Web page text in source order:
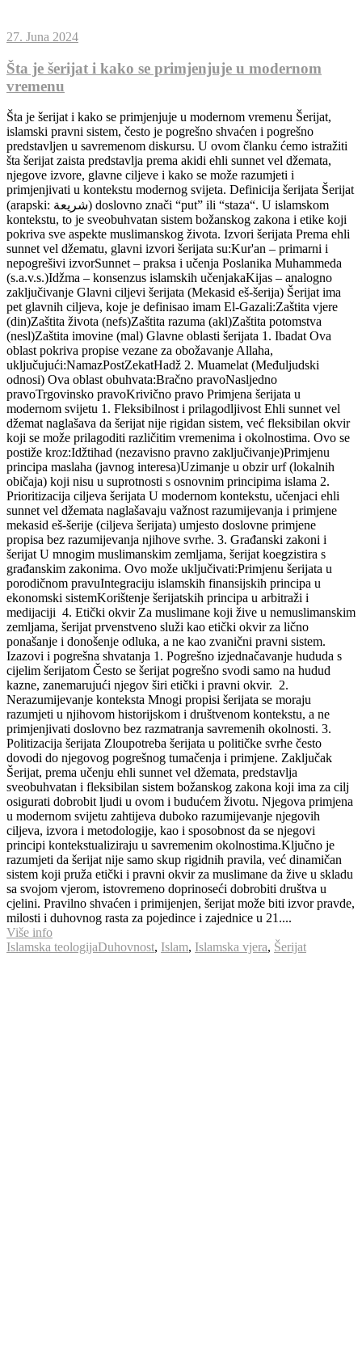
27. Juna 2024
Šta je šerijat i kako se primjenjuje u modernom
vremenu
Šta je šerijat i kako se primjenjuje u modernom vremenu Šerijat,
islamski pravni sistem, često je pogrešno shvaćen i pogrešno
predstavljen u savremenom diskursu. U ovom članku ćemo istražiti
šta šerijat zaista predstavlja prema akidi ehli sunnet vel džemata,
njegove izvore, glavne ciljeve i kako se može razumjeti i
primjenjivati u kontekstu modernog svijeta. Definicija šerijata Šerijat
(arapski: شريعة) doslovno znači “put” ili “staza“. U islamskom
kontekstu, to je sveobuhvatan sistem božanskog zakona i etike koji
pokriva sve aspekte muslimanskog života. Izvori šerijata Prema ehli
sunnet vel džematu, glavni izvori šerijata su:Kur'an – primarni i
nepogrešivi izvorSunnet – praksa i učenja Poslanika Muhammeda
(s.a.v.s.)Idžma – konsenzus islamskih učenjakaKijas – analogno
zaključivanje Glavni ciljevi šerijata (Mekasid eš-šerija) Šerijat ima
pet glavnih ciljeva, koje je definisao imam El-Gazali:Zaštita vjere
(din)Zaštita života (nefs)Zaštita razuma (akl)Zaštita potomstva
(nesl)Zaštita imovine (mal) Glavne oblasti šerijata 1. Ibadat Ova
oblast pokriva propise vezane za obožavanje Allaha,
uključujući:NamazPostZekatHadž 2. Muamelat (Međuljudski
odnosi) Ova oblast obuhvata:Bračno pravoNasljedno
pravoTrgovinsko pravoKrivično pravo Primjena šerijata u
modernom svijetu 1. Fleksibilnost i prilagodljivost Ehli sunnet vel
džemat naglašava da šerijat nije rigidan sistem, već fleksibilan okvir
koji se može prilagoditi različitim vremenima i okolnostima. Ovo se
postiže kroz:Idžtihad (nezavisno pravno zaključivanje)Primjenu
principa maslaha (javnog interesa)Uzimanje u obzir urf (lokalnih
običaja) koji nisu u suprotnosti s osnovnim principima islama 2.
Prioritizacija ciljeva šerijata U modernom kontekstu, učenjaci ehli
sunnet vel džemata naglašavaju važnost razumijevanja i primjene
mekasid eš-šerije (ciljeva šerijata) umjesto doslovne primjene
propisa bez razumijevanja njihove svrhe. 3. Građanski zakoni i
šerijat U mnogim muslimanskim zemljama, šerijat koegzistira s
građanskim zakonima. Ovo može uključivati:Primjenu šerijata u
porodičnom pravuIntegraciju islamskih finansijskih principa u
ekonomski sistemKorištenje šerijatskih principa u arbitraži i
medijaciji 4. Etički okvir Za muslimane koji žive u nemuslimanskim
zemljama, šerijat prvenstveno služi kao etički okvir za lično
ponašanje i donošenje odluka, a ne kao zvanični pravni sistem.
Izazovi i pogrešna shvatanja 1. Pogrešno izjednačavanje hududa s
cijelim šerijatom Često se šerijat pogrešno svodi samo na hudud
kazne, zanemarujući njegov širi etički i pravni okvir. 2.
Nerazumijevanje konteksta Mnogi propisi šerijata se moraju
razumjeti u njihovom historijskom i društvenom kontekstu, a ne
primjenjivati doslovno bez razmatranja savremenih okolnosti. 3.
Politizacija šerijata Zloupotreba šerijata u političke svrhe često
dovodi do njegovog pogrešnog tumačenja i primjene. Zaključak
Šerijat, prema učenju ehli sunnet vel džemata, predstavlja
sveobuhvatan i fleksibilan sistem božanskog zakona koji ima za cilj
osigurati dobrobit ljudi u ovom i budućem životu. Njegova primjena
u modernom svijetu zahtijeva duboko razumijevanje njegovih
ciljeva, izvora i metodologije, kao i sposobnost da se njegovi
principi kontekstualiziraju u savremenim okolnostima.Ključno je
razumjeti da šerijat nije samo skup rigidnih pravila, već dinamičan
sistem koji pruža etički i pravni okvir za muslimane da žive u skladu
sa svojom vjerom, istovremeno doprinoseći dobrobiti društva u
cjelini. Pravilno shvaćen i primijenjen, šerijat može biti izvor pravde,
milosti i duhovnog rasta za pojedince i zajednice u 21....
Više info
Islamska teologijaDuhovnost, Islam, Islamska vjera, Šerijat